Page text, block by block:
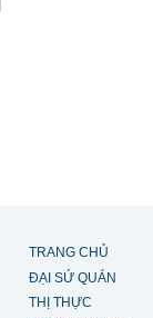
TRANG CHỦ
ĐẠI SỨ QUÁN
THỊ THỰC